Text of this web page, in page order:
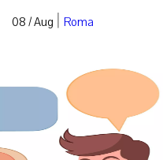
08 / Aug | Roma